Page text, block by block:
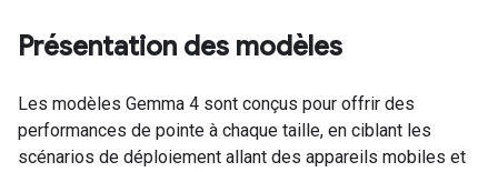
Présentation des modèles
Les modèles Gemma 4 sont conçus pour offrir des
performances de pointe à chaque taille, en ciblant les
scénarios de déploiement allant des appareils mobiles et